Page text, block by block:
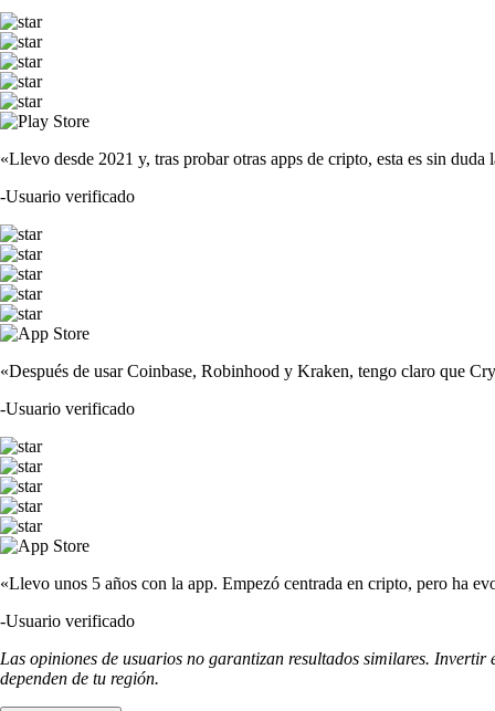
«Llevo desde 2021 y, tras probar otras apps de cripto, esta es sin
-Usuario verificado
«Después de usar Coinbase, Robinhood y Kraken, tengo claro que
-Usuario verificado
«Llevo unos 5 años con la app. Empezó centrada en cripto, pero ha
-Usuario verificado
Las opiniones de usuarios no garantizan resultados similares.
dependen de tu región.